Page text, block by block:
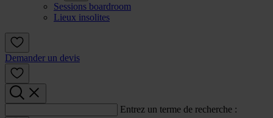
Sessions boardroom
Lieux insolites
Demander un devis
Entrez un terme de recherche :